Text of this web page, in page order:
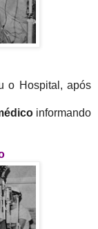
o Hospital, após
informando